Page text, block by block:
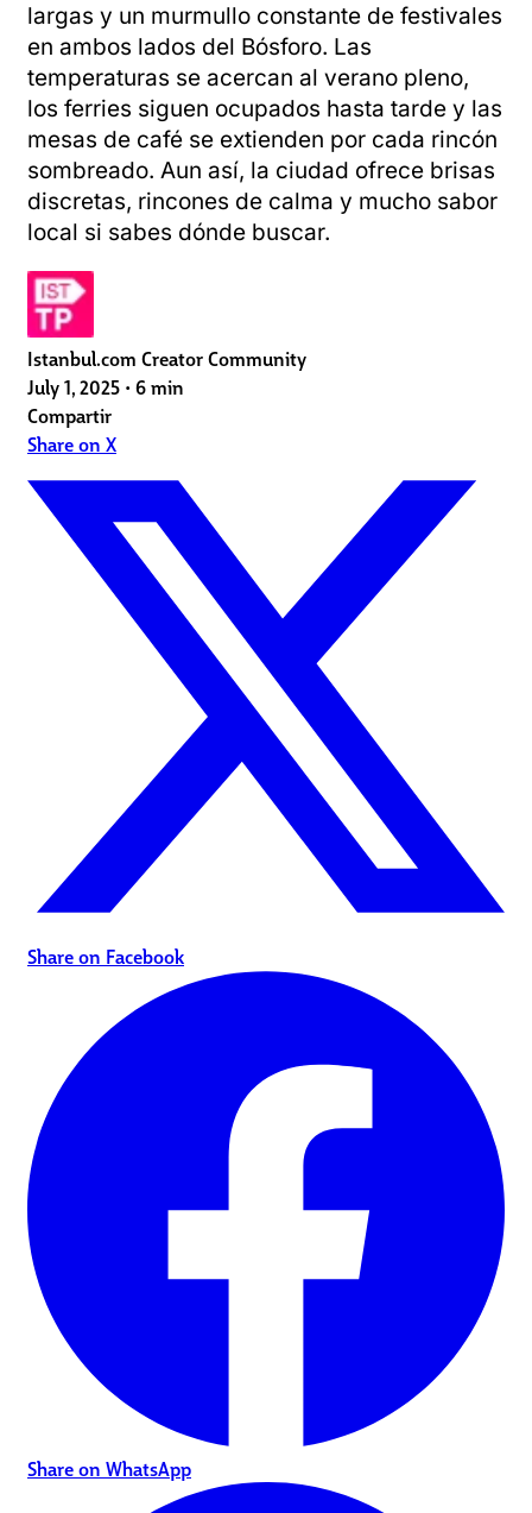
largas y un murmullo constante de festivales
en ambos lados del Bósforo. Las
temperaturas se acercan al verano pleno,
los ferries siguen ocupados hasta tarde y las
mesas de café se extienden por cada rincón
sombreado. Aun así, la ciudad ofrece brisas
discretas, rincones de calma y mucho sabor
local si sabes dónde buscar.
Istanbul.com Creator Community
July 1, 2025 • 6 min
Compartir
Share on X
Share on Facebook
Share on WhatsApp